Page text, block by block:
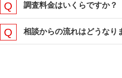
調査料金はいくらですか？
相談からの流れはどうなり